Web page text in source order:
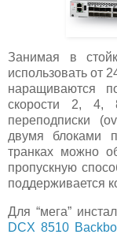
Занимая в
использовать от
наращиваются
скорости 2,
переподписки
двумя блоками
транках можно
пропускную
поддерживается
Для “мега”
DCX 8510